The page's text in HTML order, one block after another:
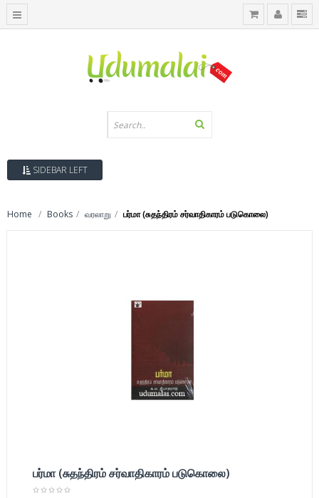
SIDEBAR LEFT
Home Books வரலாறு பர்மா (சுதந்திரம் சர்வாதிகாரம் படுகொலை)
பர்மா (சுதந்திரம் சர்வாதிகாரம் படுகொலை)